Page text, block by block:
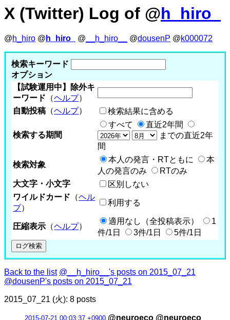
X (Twitter) Log of @h_hiro_
@h_hiro @ h_hiro_ @ __h_hiro__ @dousenP @k000072
検索キーワード
オプション
【試験運用中】除外キ
ーワード （ヘルプ）
自動投稿 （ヘルプ） 検索結果に含める
検索する期間
すべて
直近2年間
までの直近2年
間
検索対象
本人の発言・RTともに
本
人の発言のみ
RTのみ
大文字・小文字
区別しない
ワイルドカード （ヘル
プ）
利用する
圧縮表示 （ヘルプ）
適用なし（全投稿表示）
1
件/1日
3件/1日 5件/1日
Back to the list @__h_hiro__'s posts on 2015_07_21
@dousenP's posts on 2015_07_21
2015_07_21 (火): 8 posts
2015-07-21 00:03:37 +0900 @neuroeco @neuroeco